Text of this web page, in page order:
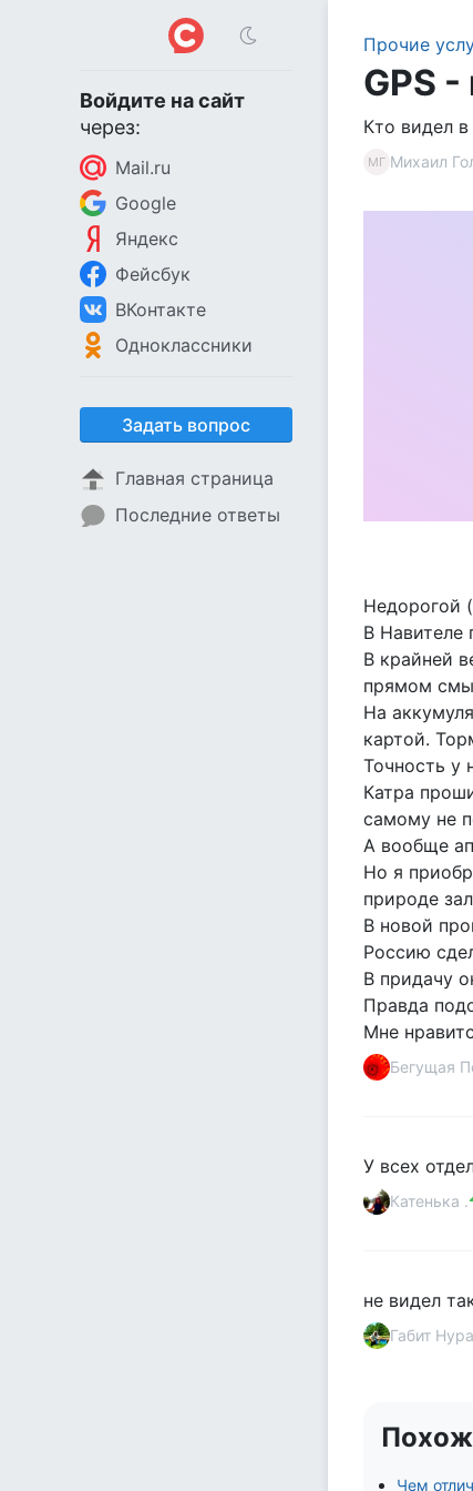
Войдите на сайт
через:
Mail.ru
Google
Яндекс
Фейсбук
ВКонтакте
Одноклассники
Задать вопрос
Главная страница
Последние ответы
Прочие
GPS -
Кто видел
МГ Михаил
Недорогой
В Навителе
В крайней
прямом
На
картой.
Точность у
Катра
самому не
А вообще
Но я
природе
В новой
Россию
В придачу
Правда
Мне
Бегущая
У всех
Катенька .
не видел
Габит
Чем